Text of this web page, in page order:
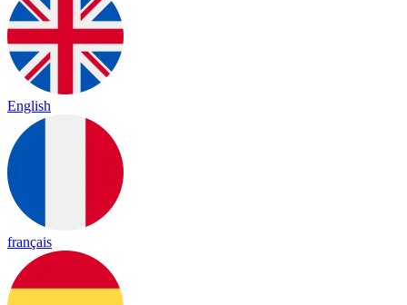
English
français